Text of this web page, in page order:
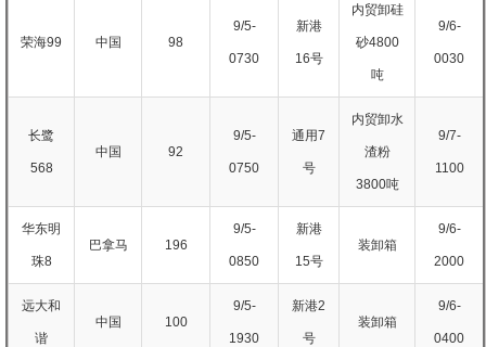
荣海99 中国 98
9/5-
0730
新港
16号
内贸卸硅
砂4800
吨
9/6-
0030
长鹭
568
中国 92
9/5-
0750
通用7
号
内贸卸水
渣粉
3800吨
9/7-
1100
华东明
珠8
巴拿马 196
9/5-
0850
新港
15号
装卸箱
9/6-
2000
远大和
谐
中国 100
9/5-
1930
新港2
号
装卸箱
9/6-
0400